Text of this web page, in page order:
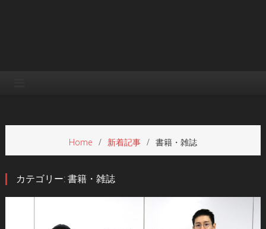
Home 新着記事 書籍・雑誌
カテゴリー: 書籍・雑誌